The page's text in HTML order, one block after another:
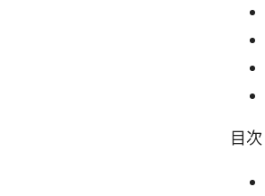
目次